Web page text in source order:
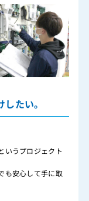
たい。
いうプロジェクト
も安心して手に取